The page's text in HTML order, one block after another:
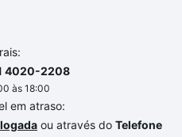
4020-2208
às 18:00
em atraso:
ou através do Telefone